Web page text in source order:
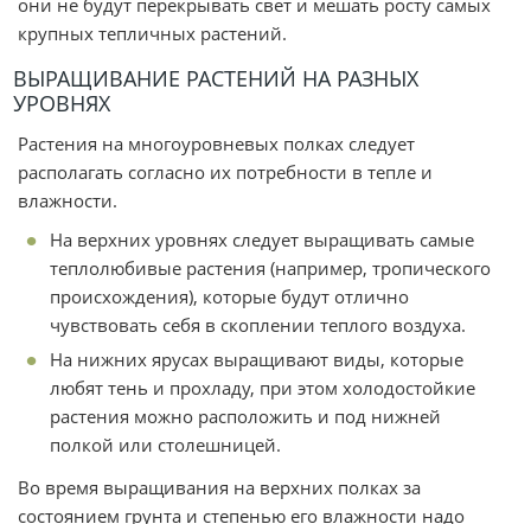
они не будут перекрывать свет и мешать росту самых
крупных тепличных растений.
ВЫРАЩИВАНИЕ РАСТЕНИЙ НА РАЗНЫХ
УРОВНЯХ
Растения на многоуровневых полках следует
располагать согласно их потребности в тепле и
влажности.
На верхних уровнях следует выращивать самые
теплолюбивые растения (например, тропического
происхождения), которые будут отлично
чувствовать себя в скоплении теплого воздуха.
На нижних ярусах выращивают виды, которые
любят тень и прохладу, при этом холодостойкие
растения можно расположить и под нижней
полкой или столешницей.
Во время выращивания на верхних полках за
состоянием грунта и степенью его влажности надо